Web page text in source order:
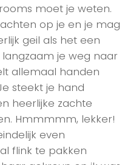
moet je weten.
op je en je mag
geil als het een
je weg naar
allemaal handen
steekt je hand
heerlijke zachte
Hmmmmm, lekker!
even
flink te pakken